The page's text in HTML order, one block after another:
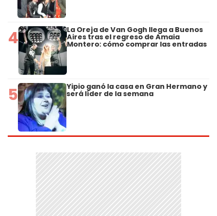
4 La Oreja de Van Gogh llega a Buenos
Aires tras el regreso de Amaia
Montero: cómo comprar las entradas
5 Yipio ganó la casa en Gran Hermano y
será líder de la semana